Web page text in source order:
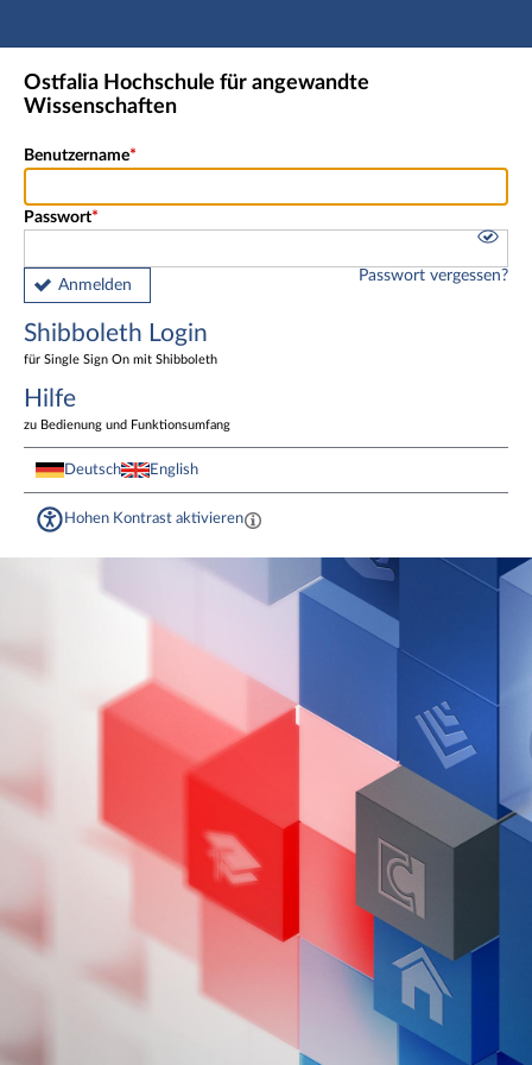
Hauptnavigation
Shibboleth Login
Ostfalia Hochschule für angewandte
Wissenschaften
Benutzername
Passwort
Anmelden
Passwort vergessen?
Shibboleth Login
für Single Sign On mit Shibboleth
Hilfe
zu Bedienung und Funktionsumfang
Deutsch English
Hohen Kontrast aktivieren